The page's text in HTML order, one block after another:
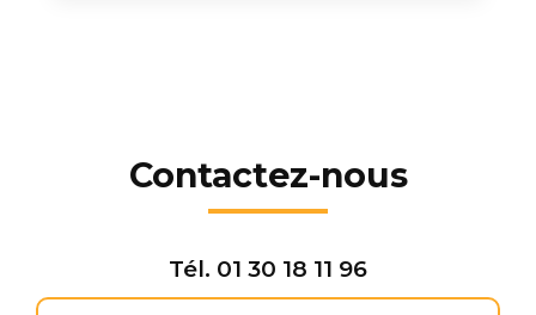
Contactez-nous
Tél. 01 30 18 11 96